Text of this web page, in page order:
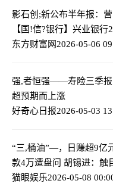
影石创;新公布半年报：
【国!信?银行】兴业银
东方财富网2026-05-06
强,者恒强——寿险三季报
超预期而上涨
好奇心日报2026-05-03
“三,桶油”—，日赚超9亿
款4万遭盘问 胡锡进：触
猫眼娱乐2026-05-08